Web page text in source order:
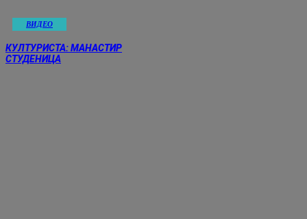
ВИДЕО
КУЛТУРИСТА: МАНАСТИР
СТУДЕНИЦА